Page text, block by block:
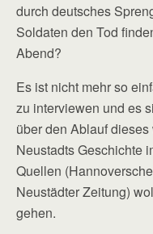
durch deutsches
Soldaten den Tod
Abend?
Es ist nicht mehr so
zu interviewen und es
über den Ablauf
Neustadts Geschichte
Quellen
Neustädter Zeitung)
gehen.